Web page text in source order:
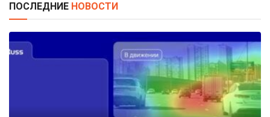
ПОСЛЕДНИЕ НОВОСТИ